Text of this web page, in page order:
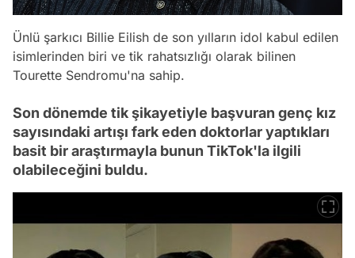
Ünlü şarkıcı Billie Eilish de son yılların idol kabul edilen
isimlerinden biri ve tik rahatsızlığı olarak bilinen
Tourette Sendromu'na sahip.
Son dönemde tik şikayetiyle başvuran genç kız
sayısındaki artışı fark eden doktorlar yaptıkları
basit bir araştırmayla bunun TikTok'la ilgili
olabileceğini buldu.